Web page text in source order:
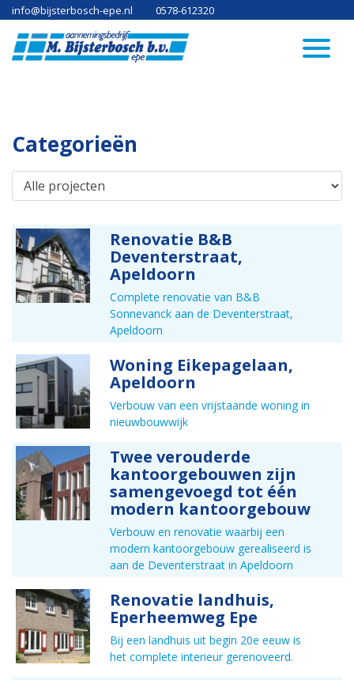
info@bijsterbosch-epe.nl 0578-612320
Projecten
Contact
Categorieën
Renovatie B&B
Deventerstraat,
Apeldoorn
Complete renovatie van B&B
Sonnevanck aan de Deventerstraat,
Apeldoorn
Woning Eikepagelaan,
Apeldoorn
Verbouw van een vrijstaande woning in
nieuwbouwwijk
Twee verouderde
kantoorgebouwen zijn
samengevoegd tot één
modern kantoorgebouw
Verbouw en renovatie waarbij een
modern kantoorgebouw gerealiseerd is
aan de Deventerstraat in Apeldoorn
Renovatie landhuis,
Eperheemweg Epe
Bij een landhuis uit begin 20e eeuw is
het complete interieur gerenoveerd.